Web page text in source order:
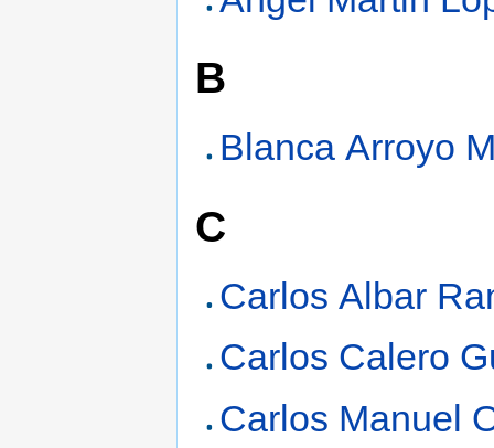
B
Blanca Arroyo
C
Carlos Albar
Carlos Calero
Carlos Manuel